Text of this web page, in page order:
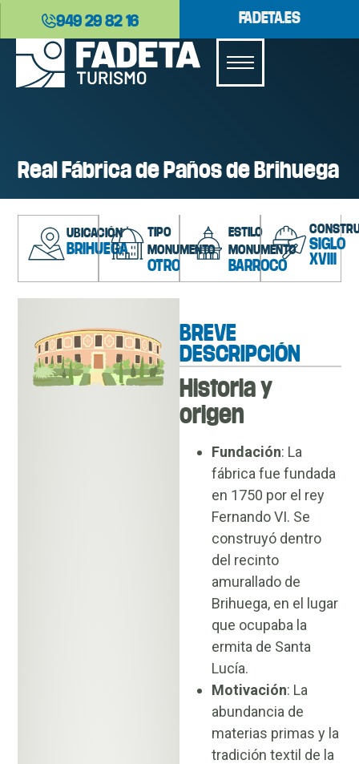
949 29 82 16 FADETA.ES
Real Fábrica de Paños de Brihuega
UBICACIÓN
BRIHUEGA
TIPO
MONUMENTO
OTRO
ESTILO
MONUMENTO
BARROCO
SIGLO
XVIII
BREVE
DESCRIPCIÓN
Historia y
origen
Fundación: La
fábrica fue fundada
en 1750 por el rey
Fernando VI. Se
construyó dentro
del recinto
amurallado de
Brihuega, en el lugar
que ocupaba la
ermita de Santa
Lucía.
Motivación: La
abundancia de
materias primas y la
tradición textil de la